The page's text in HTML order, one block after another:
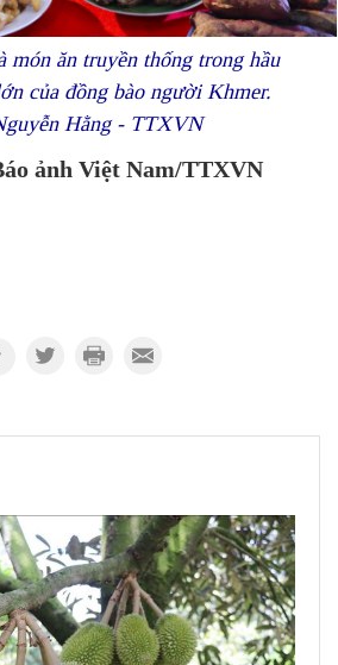
món ăn truyền thống trong hầu
của đồng bào người Khmer.
Hằng - TTXVN
ảnh Việt Nam/TTXVN